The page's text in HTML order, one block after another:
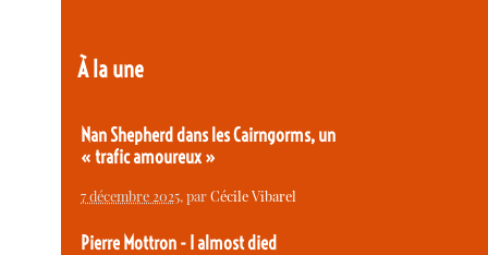
À la une
Nan Shepherd dans les Cairngorms, un
« trafic amoureux »
7 décembre 2025, parCécile Vibarel
Pierre Mottron - I almost died